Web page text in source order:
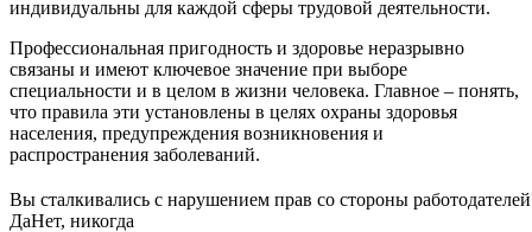
индивидуальны для каждой сферы трудовой деятельности.
Профессиональная пригодность и здоровье неразрывно
связаны и имеют ключевое значение при выборе
специальности и в целом в жизни человека. Главное – понять,
что правила эти установлены в целях охраны здоровья
населения, предупреждения возникновения и
распространения заболеваний.
Вы сталкивались с нарушением прав со стороны
ДаНет, никогда